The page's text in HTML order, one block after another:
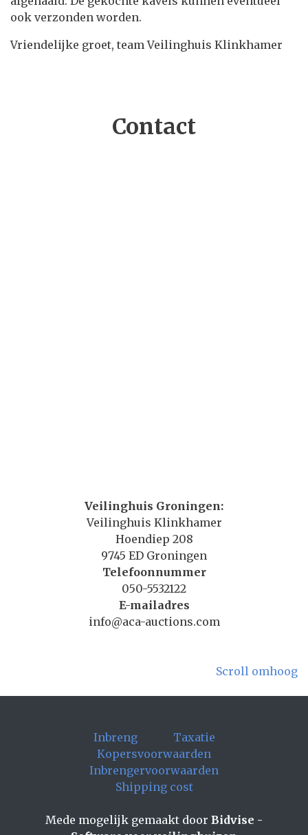
ook verzonden worden.
Vriendelijke groet, team Veilinghuis Klinkhamer
Contact
Veilinghuis Groningen:
Veilinghuis Klinkhamer
Hoendiep 208
9745 ED Groningen
Telefoonnummer
050-5532122
E-mailadres
info@aca-auctions.com
Scroll omhoog
Inbreng
Taxatie
Kopersvoorwaarden
Inbrengervoorwaarden
Shipping cost
Mede mogelijk gemaakt door Bidvise -